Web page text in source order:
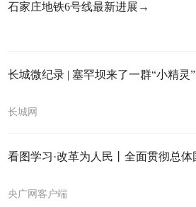
石家庄地铁6号线最新进展→
长城微纪录 | 塞罕坝来了一群“小精灵”
长城网
央广网客户端